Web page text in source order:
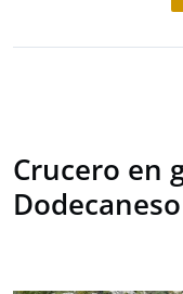
Crucero en
Dodecaneso